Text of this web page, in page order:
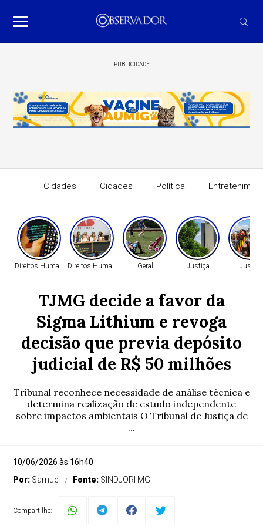
PUBLICIDADE
Cidades Cidades Política
Direitos HumanosDireitos Humanos Geral Justiça Justiça
TJMG decide a favor da
Sigma Lithium e revoga
decisão que previa depósito
judicial de R$ 50 milhões
Tribunal reconhece necessidade de análise técnica e
determina realização de estudo independente
sobre impactos ambientais O Tribunal de Justiça de
...
10/06/2026 às 16h40
Por: Samuel Fonte: SINDJORI MG
Compartilhe: